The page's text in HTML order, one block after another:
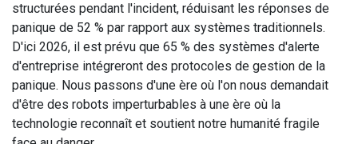
structurées pendant l'incident, réduisant les réponses de
panique de 52 % par rapport aux systèmes traditionnels.
D'ici 2026, il est prévu que 65 % des systèmes d'alerte
d'entreprise intégreront des protocoles de gestion de la
panique. Nous passons d'une ère où l'on nous demandait
d'être des robots imperturbables à une ère où la
technologie reconnaît et soutient notre humanité fragile